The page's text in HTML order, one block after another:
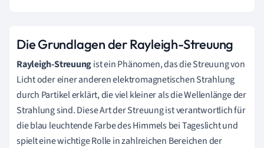
Die Grundlagen der Rayleigh-Streuung
Rayleigh-Streuungist ein Phänomen, das die Streuung von
Licht oder einer anderen elektromagnetischen Strahlung
durch Partikel erklärt, die viel kleiner als die Wellenlänge der
Strahlung sind. Diese Art der Streuung ist verantwortlich für
die blau leuchtende Farbe des Himmels bei Tageslicht und
spielt eine wichtige Rolle in zahlreichen Bereichen der